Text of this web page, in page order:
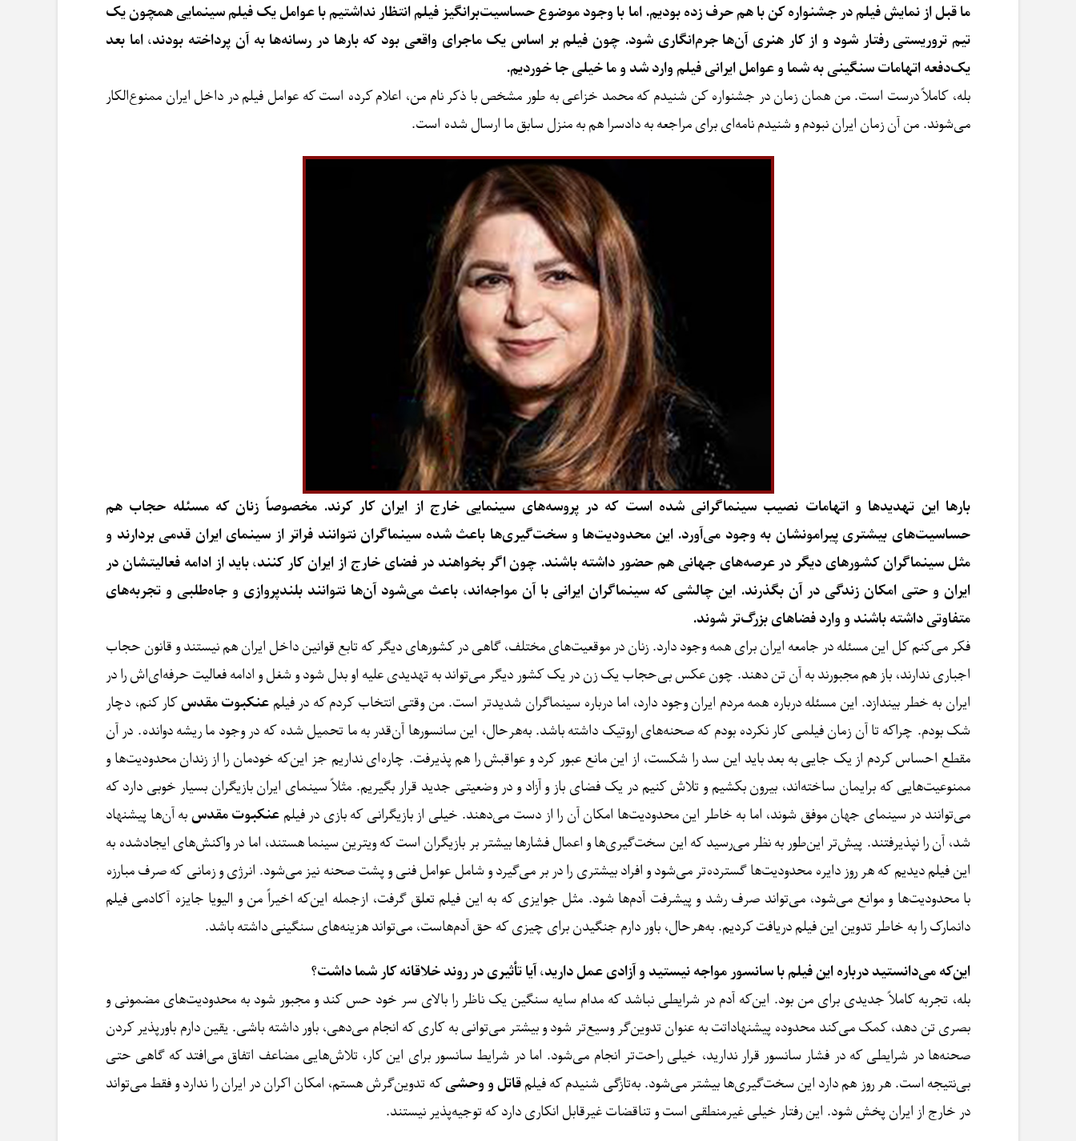
ما قبل از نمایش فیلم در جشنواره کن با هم حرف زده بودیم. اما با وجود موضوع حساسیت‌برانگیز فیلم انتظار نداشتیم با عوامل یک فیلم سینمایی همچون یک
تیم تروریستی رفتار شود و از کار هنری آن‌ها جرم‌انگاری شود. چون فیلم بر اساس یک ماجرای واقعی بود که بارها در رسانه‌ها به آن پرداخته بودند، اما بعد
یک‌دفعه اتهامات سنگینی به شما و عوامل ایرانی فیلم وارد شد و ما خیلی جا خوردیم.
بله، کاملاً درست است. من همان زمان در جشنواره کن شنیدم که محمد خزاعی به طور مشخص با ذکر نام من، اعلام کرده است که عوامل فیلم در داخل ایران ممنوع‌الکار
می‌شوند. من آن زمان ایران نبودم و شنیدم نامه‌ای برای مراجعه به دادسرا هم به منزل سابق ما ارسال شده است.
بارها این تهدیدها و اتهامات نصیب سینماگرانی شده است که در پروسه‌های سینمایی خارج از ایران کار کرند. مخصوصاً زنان که مسئله حجاب هم
حساسیت‌های بیشتری پیرامونشان به وجود می‌آورد. این محدودیت‌ها و سخت‌گیری‌ها باعث شده سینماگران نتوانند فراتر از سینمای ایران قدمی بردارند و
مثل سینماگران کشورهای دیگر در عرصه‌های جهانی هم حضور داشته باشند. چون اگر بخواهند در فضای خارج از ایران کار کنند، باید از ادامه فعالیتشان در
ایران و حتی امکان زندگی در آن بگذرند. این چالشی که سینماگران ایرانی با آن مواجه‌اند، باعث می‌شود آن‌ها نتوانند بلندپروازی و جاه‌طلبی و تجربه‌های
متفاوتی داشته باشند و وارد فضاهای بزرگ‌تر شوند.
فکر می‌کنم کل این مسئله در جامعه ایران برای همه وجود دارد. زنان در موقعیت‌های مختلف، گاهی در کشورهای دیگر که تابع قوانین داخل ایران هم نیستند و قانون حجاب
اجباری ندارند، باز هم مجبورند به آن تن دهند. چون عکس بی‌حجاب یک زن در یک کشور دیگر می‌تواند به تهدیدی علیه او بدل شود و شغل و ادامه فعالیت حرفه‌ای‌اش را در
ایران به خطر بیندازد. این مسئله درباره همه مردم ایران وجود دارد، اما درباره سینماگران شدیدتر است. من وقتی انتخاب کردم که در فیلم عنکبوت مقدس کار کنم، دچار
شک بودم. چراکه تا آن زمان فیلمی کار نکرده بودم که صحنه‌های اروتیک داشته باشد. به‌هرحال، این سانسورها آن‌قدر به ما تحمیل شده که در وجود ما ریشه‌ دوانده. در آن
مقطع احساس کردم از یک جایی به بعد باید این سد را شکست، از این مانع عبور کرد و عواقبش را هم پذیرفت. چاره‌ای نداریم جز این‌که خودمان را از زندان محدودیت‌ها و
ممنوعیت‌هایی که برایمان ساخته‌اند، بیرون بکشیم و تلاش کنیم در یک فضای باز و آزاد و در وضعیتی جدید قرار بگیریم. مثلاً سینمای ایران بازیگران بسیار خوبی دارد که
می‌توانند در سینمای جهان موفق شوند، اما به خاطر این محدودیت‌ها امکان آن را از دست می‌دهند. خیلی از بازیگرانی که بازی در فیلم عنکبوت مقدس به آن‌ها پیشنهاد
شد، آن را نپذیرفتند. پیش‌تر این‌طور به نظر می‌رسید که این سخت‌گیری‌ها و اعمال فشارها بیشتر بر بازیگران است که ویترین سینما هستند، اما در واکنش‌های ایجادشده به
این فیلم دیدیم که هر روز دایره محدودیت‌ها گسترده‌تر می‌شود و افراد بیشتری را در بر می‌گیرد و شامل عوامل فنی و پشت صحنه نیز می‌شود. انرژی و زمانی که صرف مبارزه
با محدودیت‌ها و موانع می‌شود، می‌تواند صرف رشد و پیشرفت آدم‌ها شود. مثل جوایزی که به این فیلم تعلق گرفت، ازجمله این‌که اخیراً من و الیویا جایزه آکادمی فیلم
دانمارک را به خاطر تدوین این فیلم دریافت کردیم. به‌هرحال، باور دارم جنگیدن برای چیزی که حق آدم‌هاست، می‌تواند هزینه‌های سنگینی داشته باشد.
این‌که می‌دانستید درباره این فیلم با سانسور مواجه نیستید و آزادی عمل دارید، آیا تأثیری در روند خلاقانه کار شما داشت؟
بله، تجربه کاملاً جدیدی برای من بود. این‌که آدم در شرایطی نباشد که مدام سایه سنگین یک ناظر را بالای سر خود حس کند و مجبور شود به محدودیت‌های مضمونی و
بصری تن دهد، کمک می‌کند محدوده پیشنهاداتت به عنوان تدوین‌گر وسیع‌تر شود و بیشتر می‌توانی به کاری که انجام می‌دهی، باور داشته باشی. یقین دارم باورپذیر کردن
صحنه‌ها در شرایطی که در فشار سانسور قرار ندارید، خیلی راحت‌تر انجام می‌شود. اما در شرایط سانسور برای این کار، تلاش‌هایی مضاعف اتفاق می‌افتد که گاهی حتی
بی‌نتیجه است. هر روز هم دارد این سخت‌گیری‌ها بیشتر می‌شود. به‌تازگی شنیدم که فیلم قاتل و وحشی که تدوین‌گرش هستم، امکان اکران در ایران را ندارد و فقط می‌تواند
در خارج از ایران پخش شود. این رفتار خیلی غیرمنطقی ا‌ست و تناقضات غیرقابل انکاری دارد که توجیه‌پذیر نیستند.